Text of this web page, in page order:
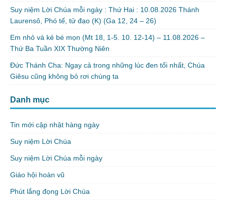
Suy niệm Lời Chúa mỗi ngày : Thứ Hai : 10.08.2026 Thánh
Laurensô, Phó tế, tử đạo (K) (Ga 12, 24 – 26)
Em nhỏ và kẻ bé mọn (Mt 18, 1-5. 10. 12-14) – 11.08.2026 –
Thứ Ba Tuần XIX Thường Niên
Đức Thánh Cha: Ngay cả trong những lúc đen tối nhất, Chúa
Giêsu cũng không bỏ rơi chúng ta
Danh mục
Tin mới cập nhật hàng ngày
Suy niệm Lời Chúa
Suy niệm Lời Chúa mỗi ngày
Giáo hội hoàn vũ
Phút lắng đọng Lời Chúa